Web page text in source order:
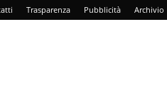
Trasparenza Pubblicità Archivio